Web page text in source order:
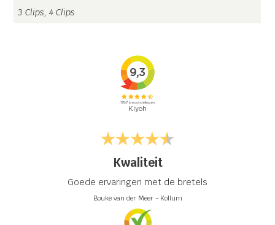
3 Clips, 4 Clips
Kwaliteit
Goede ervaringen met de bretels
Bouke van der Meer - Kollum